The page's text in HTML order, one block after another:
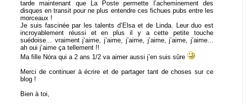
tarde maintenant que La Poste permette l’acheminement des
disques en transit pour ne plus entendre ces fichues pubs entre les
morceaux !
Je suis fascinée par les talents d’Elsa et de Linda. Leur duo est
incroyablement réussi et en plus il y a cette petite touche
suédoise... vraiment j’aime, j’aime, j’aime, j’aime, j’aime, j’aime...
ah oui j’aime ça tellement !!
Ma fille Nóra qui a 2 ans 1/2 va aimer aussi j’en suis sûre
Merci de continuer à écrire et de partager tant de choses sur ce
blog !
Bien à toi,